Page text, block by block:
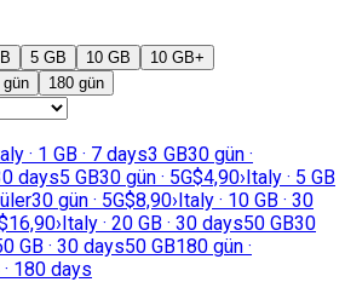
5 GB 10 GB 10 GB+
gün 180 gün
· 1 GB · 7 days3 GB30 gün ·
days5 GB30 gün · 5G$4,90›Italy · 5 GB
30 gün · 5G$8,90›Italy · 10 GB · 30
›Italy · 20 GB · 30 days50 GB30
GB · 30 days50 GB180 gün ·
· 180 days